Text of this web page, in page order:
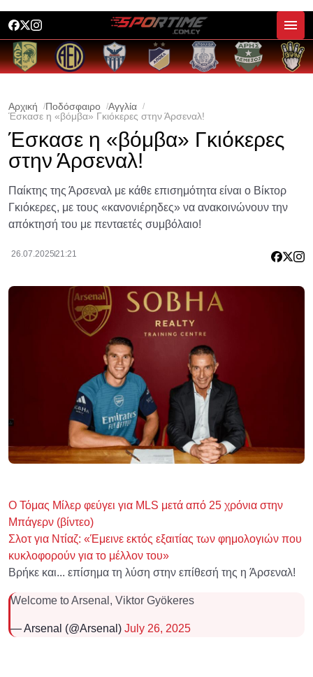
Αρχική Ποδόσφαιρο
Αγγλία
Έσκασε η «βόμβα» Γκιόκερες στην Άρσεναλ!
Έσκασε η «βόμβα» Γκιόκερες
στην Άρσεναλ!
Παίκτης της Άρσεναλ με κάθε επισημότητα είναι ο Βίκτορ
Γκιόκερες, με τους «κανονιέρηδες» να ανακοινώνουν την
απόκτησή του με πενταετές συμβόλαιο!
26.07.202521:21
Ο Τόμας Μίλερ φεύγει για MLS μετά από 25 χρόνια στην
Μπάγερν (βίντεο)
Σλοτ για Ντίαζ: «Έμεινε εκτός εξαιτίας των φημολογιών που
κυκλοφορούν για το μέλλον του»
Βρήκε και... επίσημα τη λύση στην επίθεσή της η Άρσεναλ!
Welcome to Arsenal, Viktor Gyökeres
— Arsenal (@Arsenal) July 26, 2025